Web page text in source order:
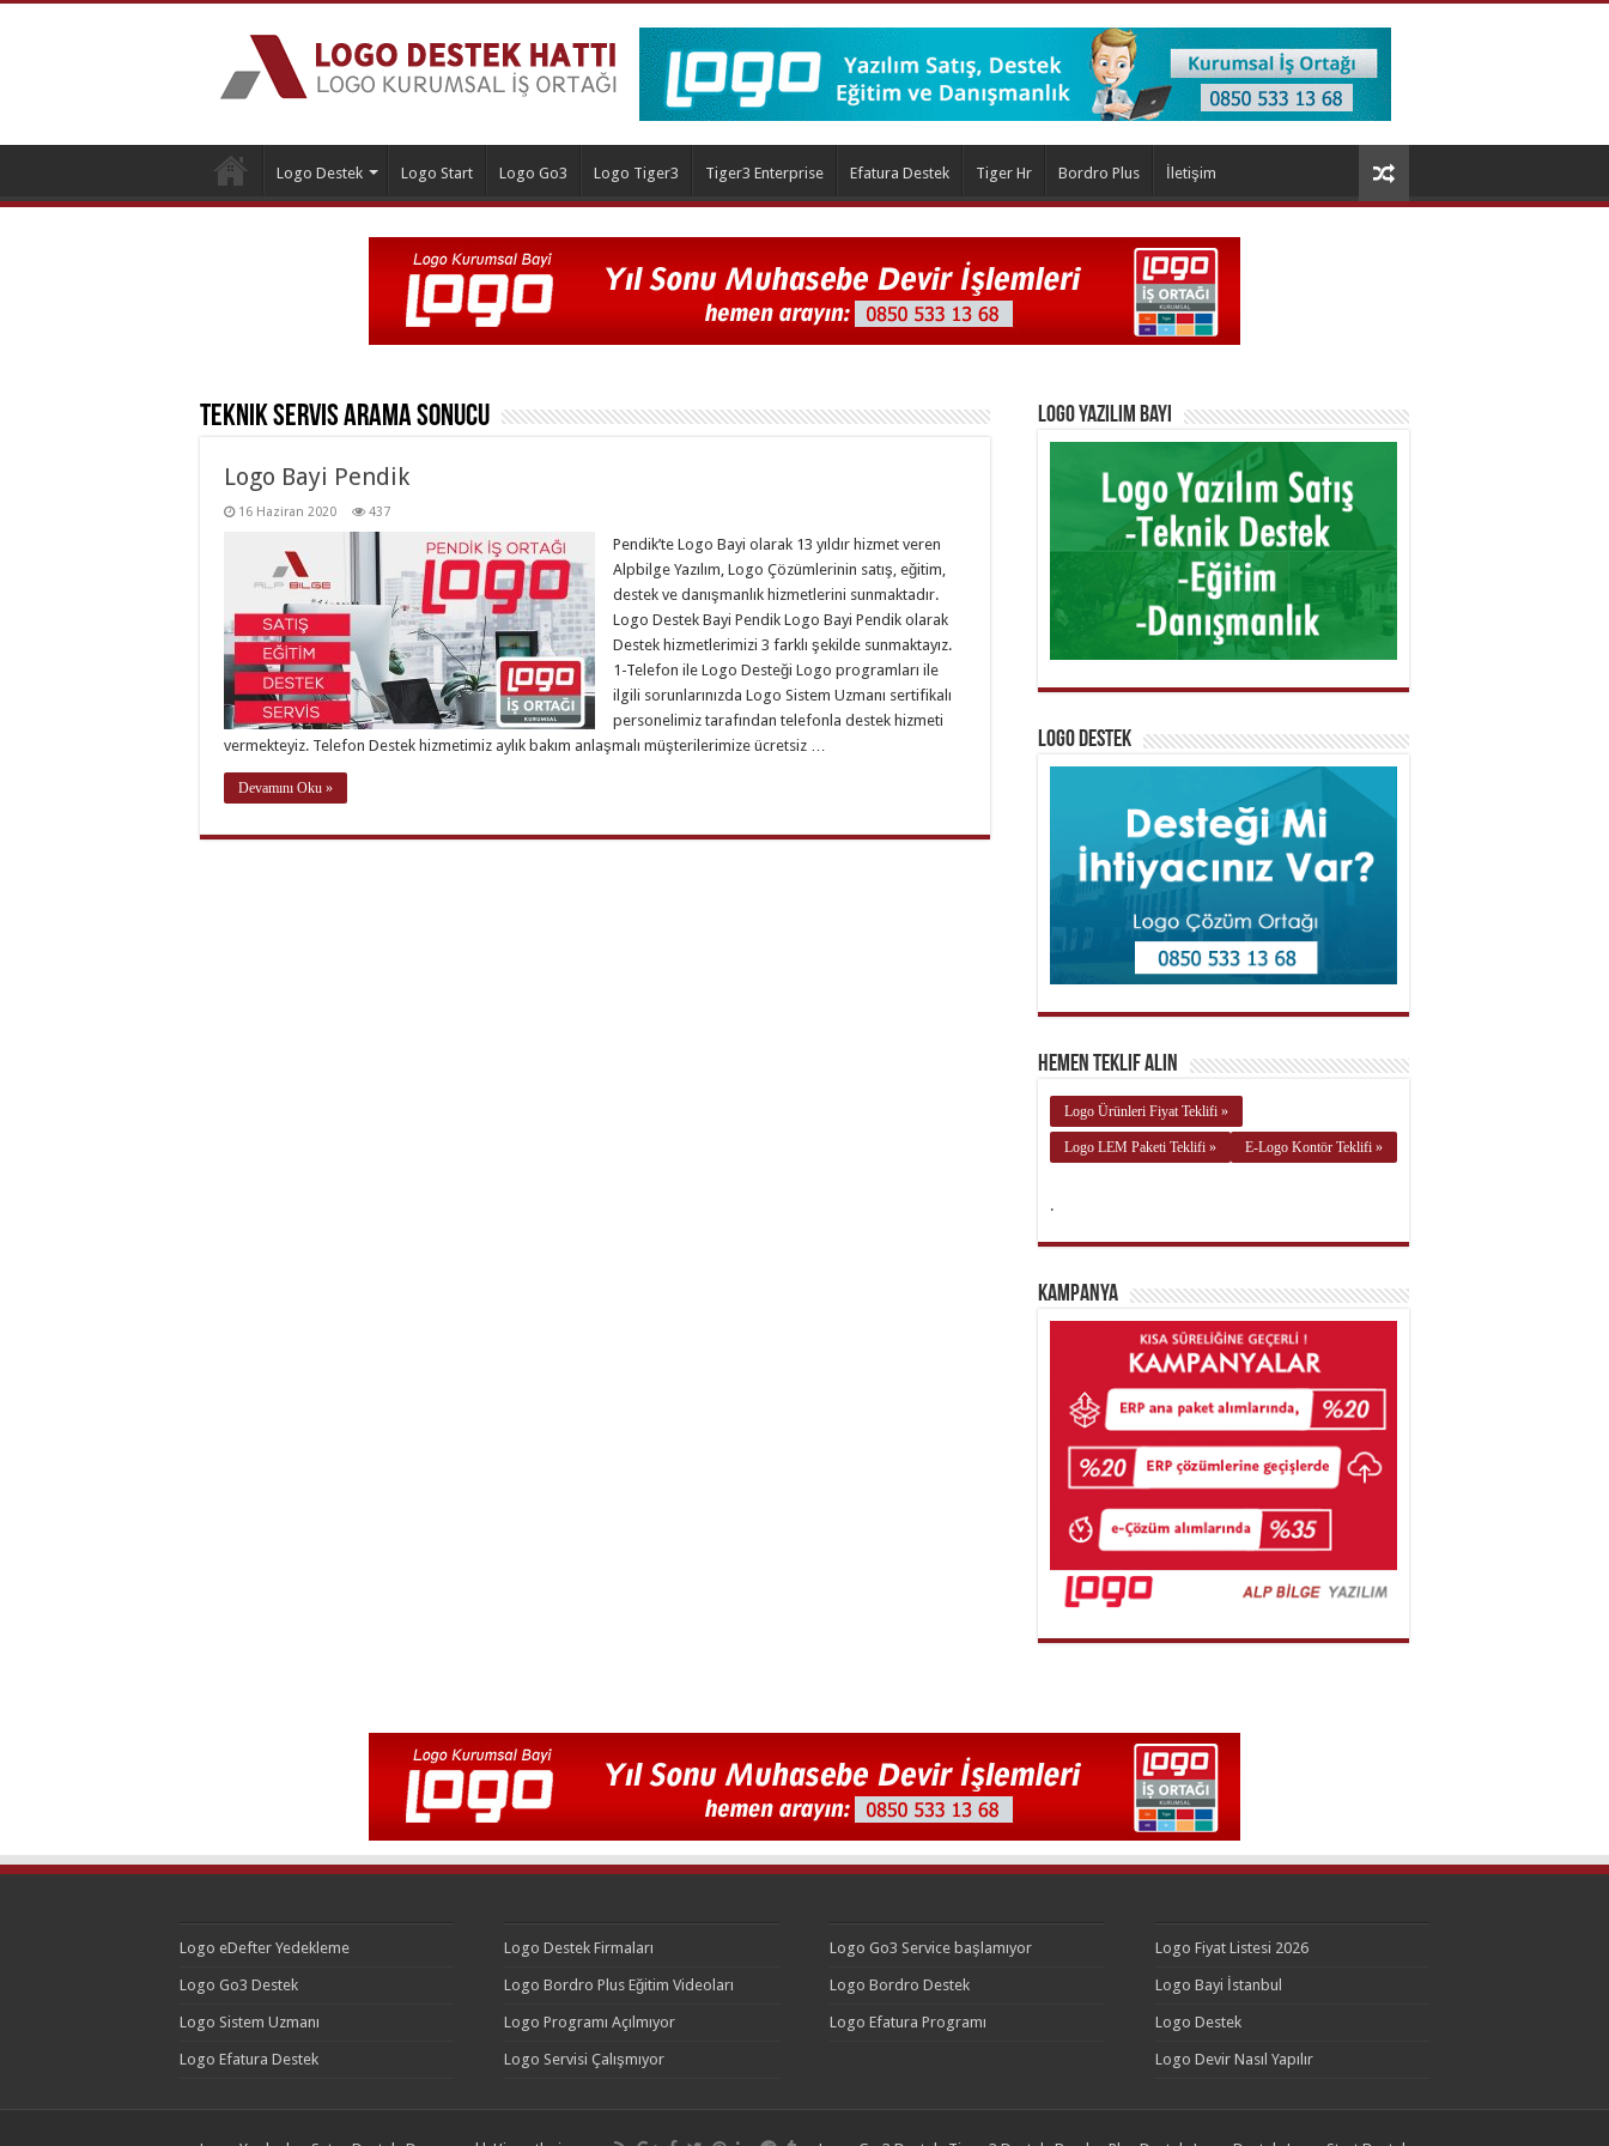
Logo Destek Logo Start Logo Go3 Logo Tiger3 Tiger3 Enterprise Efatura Destek Tiger Hr Bordro Plus İletişim
Teknik ServisArama Sonucu
Logo Bayi Pendik
16 Haziran 2020 437
Pendik’te Logo Bayi olarak 13 yıldır hizmet veren
Alpbilge Yazılım, Logo Çözümlerinin satış, eğitim,
destek ve danışmanlık hizmetlerini sunmaktadır.
Logo Destek Bayi Pendik Logo Bayi Pendik olarak
Destek hizmetlerimizi 3 farklı şekilde sunmaktayız.
1-Telefon ile Logo Desteği Logo programları ile
ilgili sorunlarınızda Logo Sistem Uzmanı sertifikalı
personelimiz tarafından telefonla destek hizmeti
vermekteyiz. Telefon Destek hizmetimiz aylık bakım anlaşmalı müşterilerimize ücretsiz …
Devamını Oku »
Logo Yazılım Bayi
Logo Destek
Hemen Teklif Alın
Logo Ürünleri Fiyat Teklifi »
Logo LEM Paketi Teklifi » E-Logo Kontör Teklifi »
.
Kampanya
Logo eDefter Yedekleme
Logo Go3 Destek
Logo Sistem Uzmanı
Logo Efatura Destek
Logo Destek Firmaları
Logo Bordro Plus Eğitim Videoları
Logo Programı Açılmıyor
Logo Servisi Çalışmıyor
Logo Go3 Service başlamıyor
Logo Bordro Destek
Logo Efatura Programı
Logo Fiyat Listesi 2026
Logo Bayi İstanbul
Logo Destek
Logo Devir Nasıl Yapılır